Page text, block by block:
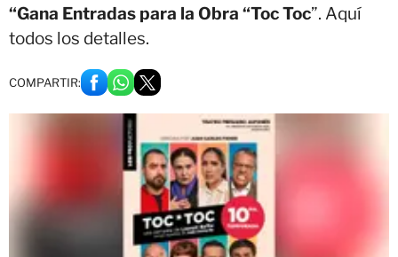
“Gana Entradas para la Obra “Toc Toc”. Aquí
todos los detalles.
COMPARTIR: